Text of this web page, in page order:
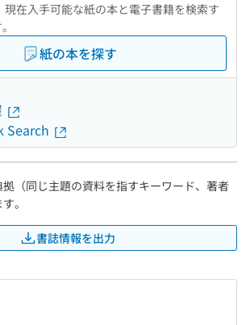
現在入手可能な紙の本と電子書籍を検索す
紙の本を探す
Search
（同じ主題の資料を指すキーワード、著者
。
書誌情報を出力